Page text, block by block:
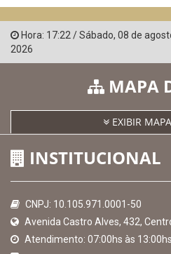
Hora: 17:22/Sábado, 08 de
2026
MAPA
EXIBIR
INSTITUCIONAL
CNPJ: 10.105.971.0001-50
Avenida Castro Alves, 432,
Atendimento: 07:00hs às 13:00hs